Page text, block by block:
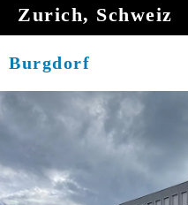
Zurich, Schweiz
Burgdorf